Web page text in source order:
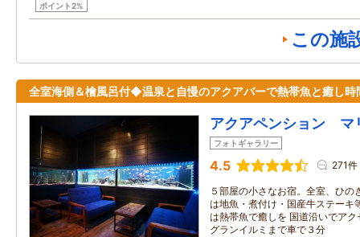
ポイント2%
この施
全室海側＆檜風呂付◆温泉と自慢のアクアバーで熱帯魚と癒し時
アクアペンション マ
フォトギャラリー
4.5 271件
５部屋の小さなお宿。全室、ひの
は地魚・煮付け・国産牛ステーキ
は熱帯魚で癒しを 国道沿いでア
グランイルミまで車で３分